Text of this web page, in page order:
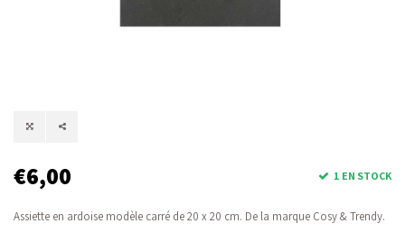
€6,00 1 EN STOCK
Assiette en ardoise modèle carré de 20 x 20 cm. De la marque Cosy & Trendy.